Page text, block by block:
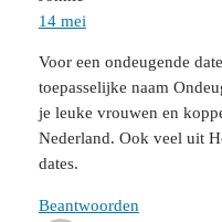
14 mei
Voor een ondeugende
toepasselijke naam
je leuke vrouwen en
Nederland. Ook veel uit
dates.
Beantwoorden